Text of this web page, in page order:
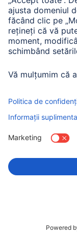
Hama Cablu
200,90 RON